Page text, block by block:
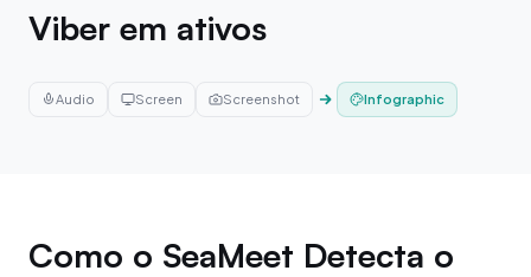
Viber em ativos
Audio Screen Screenshot Infographic
Como o SeaMeet Detecta o